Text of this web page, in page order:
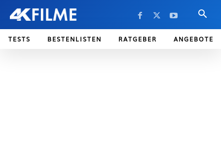
TESTS BESTENLISTEN RATGEBER ANGEBOTE